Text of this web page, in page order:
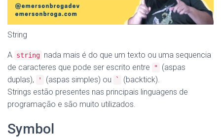
String
A string nada mais é do que um texto ou uma sequencia
de caracteres que pode ser escrito entre
"
(aspas
duplas),
' (aspas simples) ou `
(backtick).
Strings estão presentes nas principais linguagens de
programação e são muito utilizados.
Symbol